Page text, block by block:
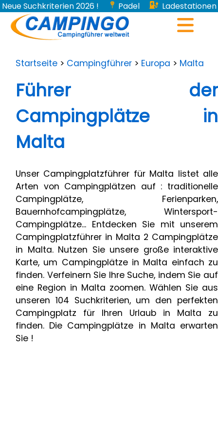
Neue Suchkriterien 2026 ! Padel
Ladestationen
für Elektroautos...
Startseite > Campingführer > Europa > Malta
Führer der
Campingplätze in
Malta
Unser Campingplatzführer für Malta listet alle
Arten von Campingplätzen auf : traditionelle
Campingplätze, Ferienparken,
Bauernhofcampingplätze, Wintersport-
Campingplätze... Entdecken Sie mit unserem
Campingplatzführer in Malta 2 Campingplätze
in Malta. Nutzen Sie unsere große interaktive
Karte, um Campingplätze in Malta einfach zu
finden. Verfeinern Sie Ihre Suche, indem Sie auf
eine Region in Malta zoomen. Wählen Sie aus
unseren 104 Suchkriterien, um den perfekten
Campingplatz für Ihren Urlaub in Malta zu
finden. Die Campingplätze in Malta erwarten
Sie !